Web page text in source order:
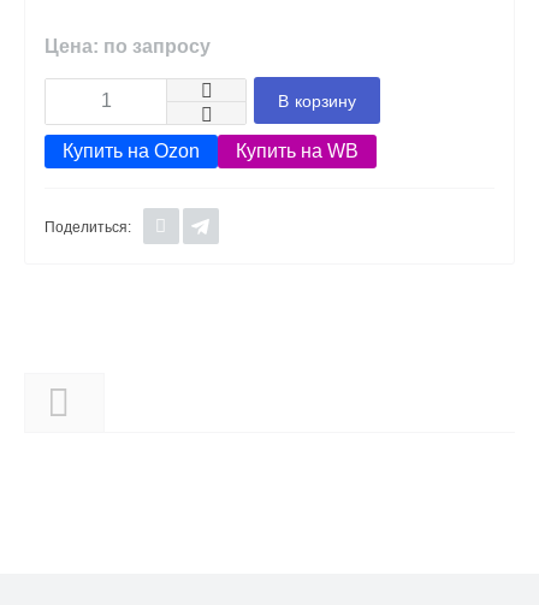
Цена: по запросу
В корзину
Купить на Ozon Купить на WB
Поделиться: